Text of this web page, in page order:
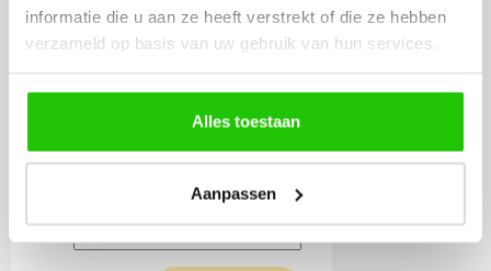
informatie die u aan ze heeft verstrekt of die ze hebben
verzameld op basis van uw gebruik van hun services.
Alles toestaan
Aanpassen
338
Incl. BTW